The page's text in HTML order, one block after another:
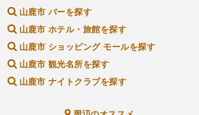
山鹿市 バーを探す
山鹿市 ホテル・旅館を探す
山鹿市 ショッピング モールを探す
山鹿市 観光名所を探す
山鹿市 ナイトクラブを探す